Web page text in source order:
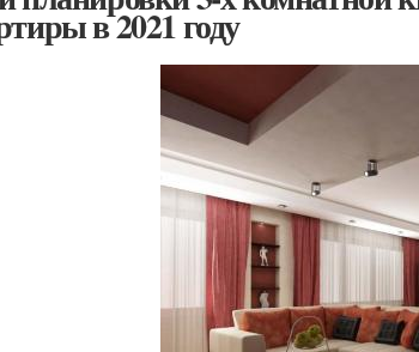
в 2021 году